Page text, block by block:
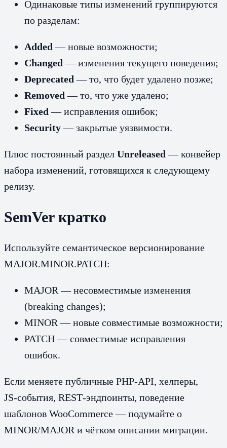
Одинаковые типы изменений группируются
по разделам:
Added — новые возможности;
Changed — изменения текущего поведения;
Deprecated — то, что будет удалено позже;
Removed — то, что уже удалено;
Fixed — исправления ошибок;
Security— закрытые уязвимости.
Плюс постоянный раздел Unreleased — конвейер
набора изменений, готовящихся к следующему
релизу.
SemVer кратко
Используйте семантическое версионирование
MAJOR.MINOR.PATCH:
MAJOR — несовместимые изменения
(breaking changes);
MINOR — новые совместимые возможности;
PATCH — совместимые исправления
ошибок.
Если меняете публичные PHP‑API, хелперы,
JS‑события, REST‑эндпоинты, поведение
шаблонов WooCommerce — подумайте о
MINOR/MAJOR и чётком описании миграции.